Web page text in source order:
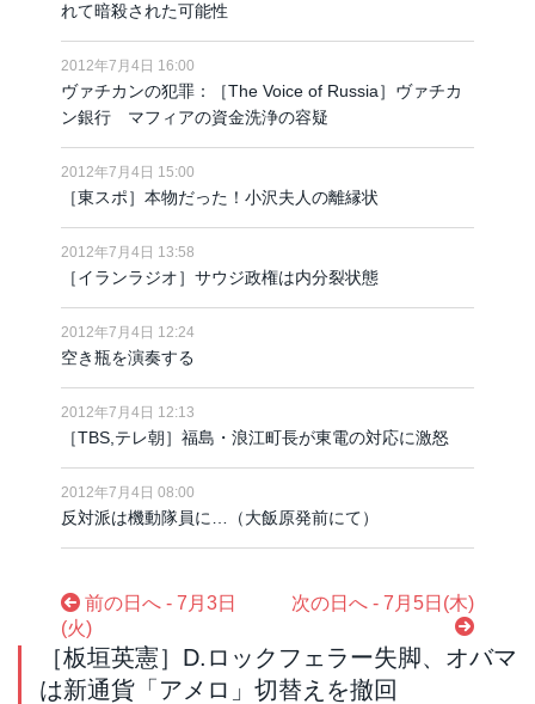
れて暗殺された可能性
2012年7月4日 16:00
ヴァチカンの犯罪：［The Voice of Russia］ヴァチカ
ン銀行 マフィアの資金洗浄の容疑
2012年7月4日 15:00
［東スポ］本物だった！小沢夫人の離縁状
2012年7月4日 13:58
［イランラジオ］サウジ政権は内分裂状態
2012年7月4日 12:24
空き瓶を演奏する
2012年7月4日 12:13
［TBS,テレ朝］福島・浪江町長が東電の対応に激怒
2012年7月4日 08:00
反対派は機動隊員に…（大飯原発前にて）
前の日へ - 7月3日
(火)
次の日へ - 7月5日(木)
［板垣英憲］D.ロックフェラー失脚、オバマ
は新通貨「アメロ」切替えを撤回